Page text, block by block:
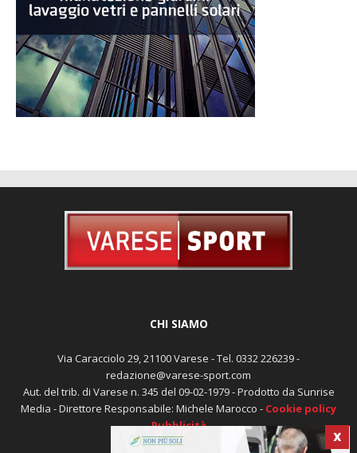
X
Via Caracciolo 29, 21100 Varese - Tel. 0332 226239 -
redazione@varese-sport.com
Aut. del trib. di Varese n. 345 del 09-02-1979 - Prodotto da Sunrise
Media - Direttore Responsabile: Michele Marocco -Cookie policy
Pubblicità